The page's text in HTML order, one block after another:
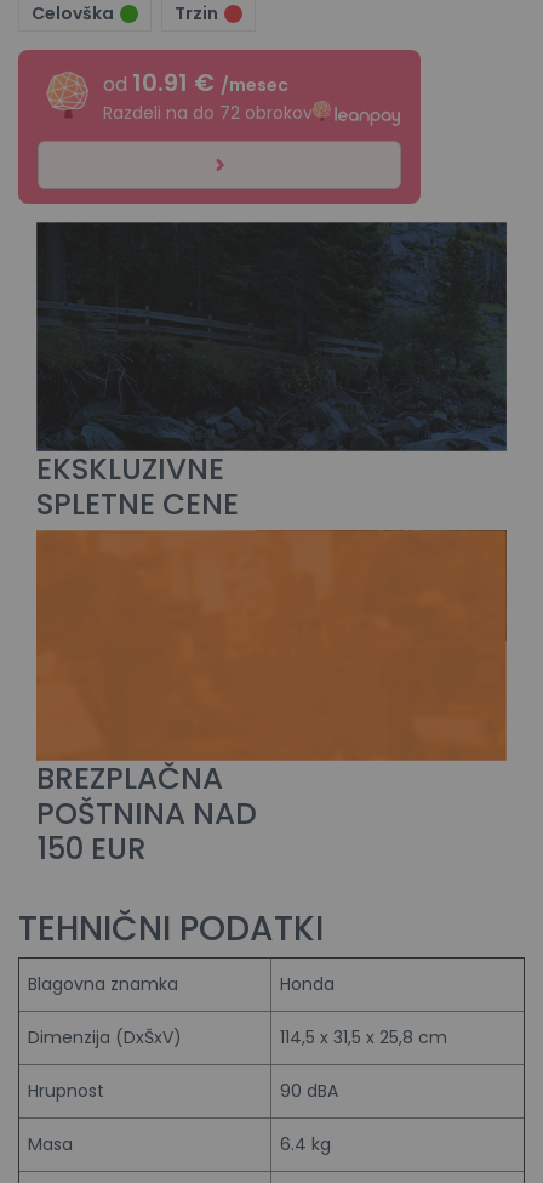
Celovška Trzin
od 10.91 € /mesec
Razdeli na do 72 obrokov
EKSKLUZIVNE
SPLETNE CENE
BREZPLAČNA
POŠTNINA NAD
150 EUR
TEHNIČNI PODATKI
Blagovna znamka Honda
Dimenzija (DxŠxV) 114,5 x 31,5 x 25,8 cm
Hrupnost 90 dBA
Masa 6.4 kg